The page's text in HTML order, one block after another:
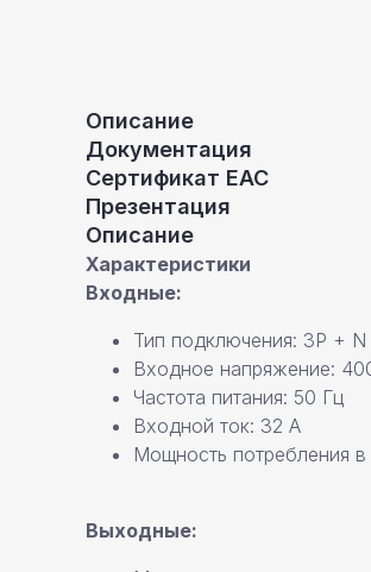
Описание
Документация
Сертификат ЕАС
Презентация
Описание
Характеристики
Входные:
Тип подключения: 3P + N
Входное напряжение:
Частота питания: 50 Гц
Входной ток: 32 А
Мощность потребления
Выходные: